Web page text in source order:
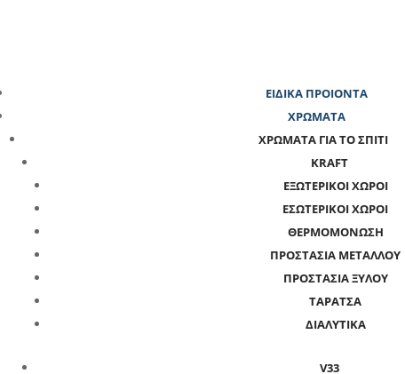
ΕΙΔΙΚΑ ΠΡΟΙΟΝΤΑ
ΧΡΩΜΑΤΑ
ΧΡΩΜΑΤΑ ΓΙΑ ΤΟ ΣΠΙΤΙ
KRAFT
ΕΞΩΤΕΡΙΚΟΙ ΧΩΡΟΙ
ΕΣΩΤΕΡΙΚΟΙ ΧΩΡΟΙ
ΘΕΡΜΟΜΟΝΩΣΗ
ΠΡΟΣΤΑΣΙΑ ΜΕΤΑΛΛΟΥ
ΠΡΟΣΤΑΣΙΑ ΞΥΛΟΥ
ΤΑΡΑΤΣΑ
ΔΙΑΛΥΤΙΚΑ
V33